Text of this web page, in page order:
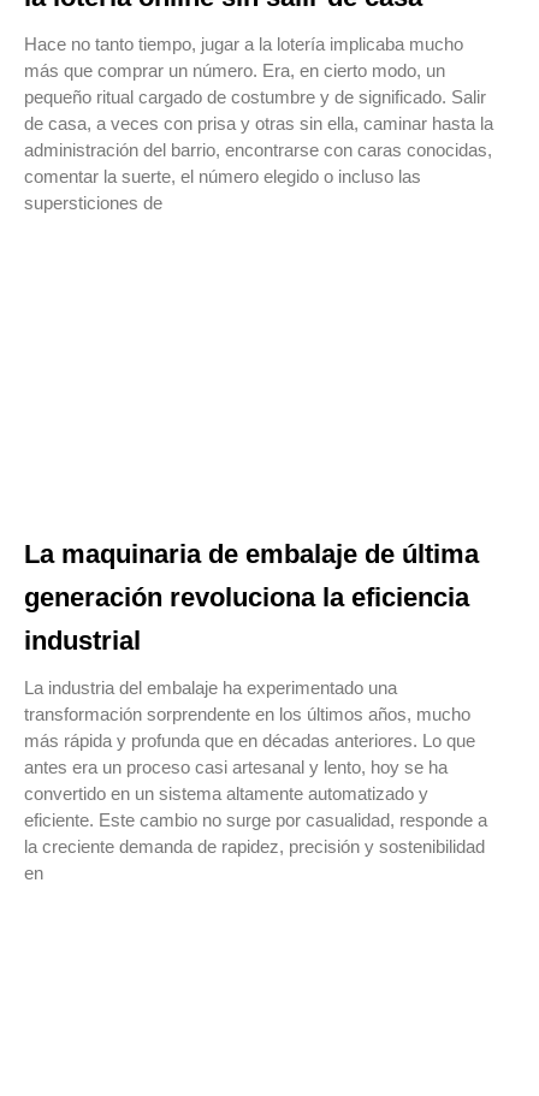
Hace no tanto tiempo, jugar a la lotería implicaba mucho
más que comprar un número. Era, en cierto modo, un
pequeño ritual cargado de costumbre y de significado. Salir
de casa, a veces con prisa y otras sin ella, caminar hasta la
administración del barrio, encontrarse con caras conocidas,
comentar la suerte, el número elegido o incluso las
supersticiones de
La maquinaria de embalaje de última
generación revoluciona la eficiencia
industrial
La industria del embalaje ha experimentado una
transformación sorprendente en los últimos años, mucho
más rápida y profunda que en décadas anteriores. Lo que
antes era un proceso casi artesanal y lento, hoy se ha
convertido en un sistema altamente automatizado y
eficiente. Este cambio no surge por casualidad, responde a
la creciente demanda de rapidez, precisión y sostenibilidad
en